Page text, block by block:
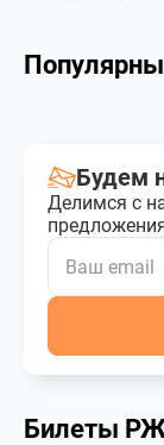
Будем
Делимся с
Билеты